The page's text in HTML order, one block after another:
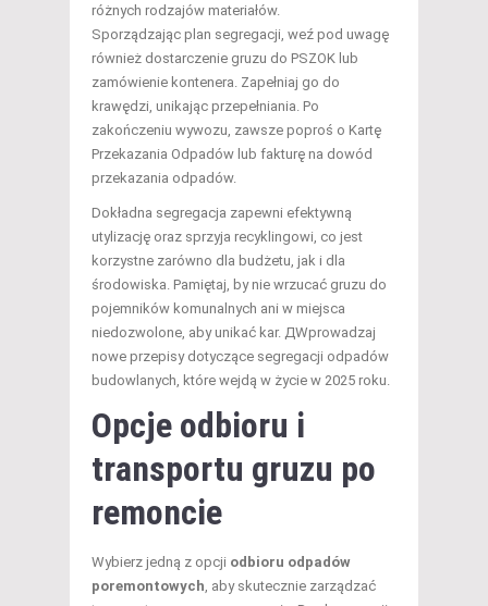
różnych rodzajów materiałów.
Sporządzając plan segregacji, weź pod uwagę
również dostarczenie gruzu do PSZOK lub
zamówienie kontenera. Zapełniaj go do
krawędzi, unikając przepełniania. Po
zakończeniu wywozu, zawsze poproś o Kartę
Przekazania Odpadów lub fakturę na dowód
przekazania odpadów.
Dokładna segregacja zapewni efektywną
utylizację oraz sprzyja recyklingowi, co jest
korzystne zarówno dla budżetu, jak i dla
środowiska. Pamiętaj, by nie wrzucać gruzu do
pojemników komunalnych ani w miejsca
niedozwolone, aby unikać kar. ДWprowadzaj
nowe przepisy dotyczące segregacji odpadów
budowlanych, które wejdą w życie w 2025 roku.
Opcje odbioru i
transportu gruzu po
remoncie
Wybierz jedną z opcji odbioru odpadów
poremontowych , aby skutecznie zarządzać